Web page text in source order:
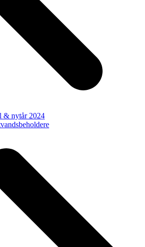
& nytår 2024